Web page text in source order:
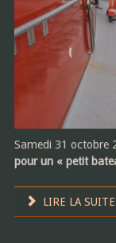
Samedi 31 octobre
pour un « petit
LIRE LA